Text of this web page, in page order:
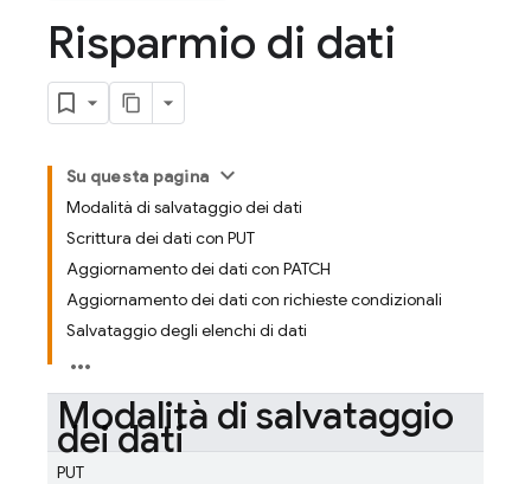
Risparmio di dati
Su questa pagina
Modalità di salvataggio dei dati
Scrittura dei dati con PUT
Aggiornamento dei dati con PATCH
Aggiornamento dei dati con richieste condizionali
Salvataggio degli elenchi di dati
Modalità di salvataggio
dei dati
PUT